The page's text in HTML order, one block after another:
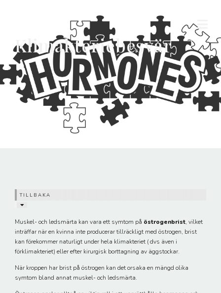
Klimakteriebesvär
TILLBAKA
Muskel- och ledsmärta kan vara ett symtom på östrogenbrist, vilket
inträffar när en kvinna inte producerar tillräckligt med östrogen, brist
kan förekommer naturligt under hela klimakteriet ( dvs även i
förklimakteriet) eller efter kirurgisk borttagning av äggstockar.
När kroppen har brist på östrogen kan det orsaka en mängd olika
symtom bland annat muskel- och ledsmärta.